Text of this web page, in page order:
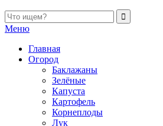
Меню
Главная
Огород
Баклажаны
Зелёные
Капуста
Картофель
Корнеплоды
Лук